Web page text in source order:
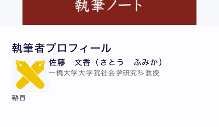
執筆者プロフィール
佐藤 文香（さとう ふみか）
一橋大学大学院社会学研究科教授
塾員